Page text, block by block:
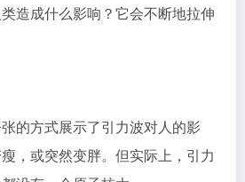
造成什么影响？它会不断地拉伸
方式展示了引力波对人的影
，或突然变胖。但实际上，引力